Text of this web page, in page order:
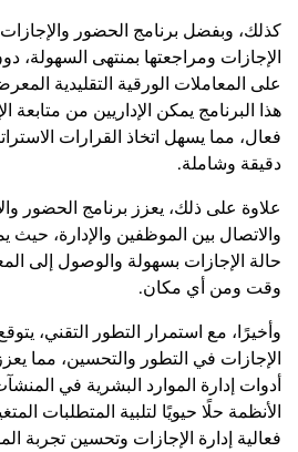
كذلك، وبفضل برنامج الحضور
الإجازات ومراجعتها بمنتهى السهولة،
على المعاملات الورقية التقليدية
هذا البرنامج يمكن الإداريين من
فعال، مما يسهل اتخاذ القرارات
دقيقة وشاملة.
علاوة على ذلك، يعزز برنامج الحضور
والاتصال بين الموظفين والإدارة،
حالة الإجازات بسهولة والوصول إلى
وقت ومن أي مكان.
وأخيرًا، مع استمرار التطور التقني،
الإجازات في التطور والتحسين، مما
أدوات إدارة الموارد البشرية في
الأنظمة حلًا حيويًا لتلبية المتطلبات
فعالية إدارة الإجازات وتحسين تجربة